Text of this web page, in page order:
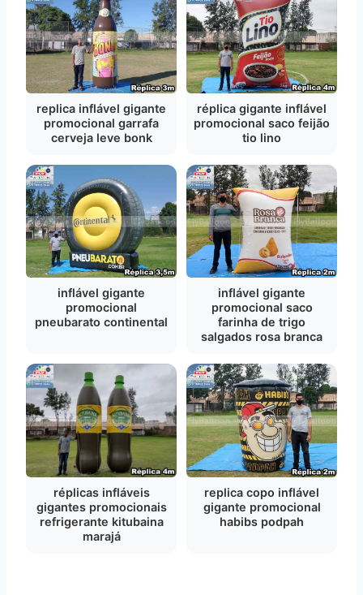
replica inflável gigante
promocional garrafa
cerveja leve bonk
réplica gigante inflável
promocional saco feijão
tio lino
inflável gigante
promocional
pneubarato continental
inflável gigante
promocional saco
farinha de trigo
salgados rosa branca
réplicas infláveis
gigantes promocionais
refrigerante kitubaina
marajá
replica copo inflável
gigante promocional
habibs podpah